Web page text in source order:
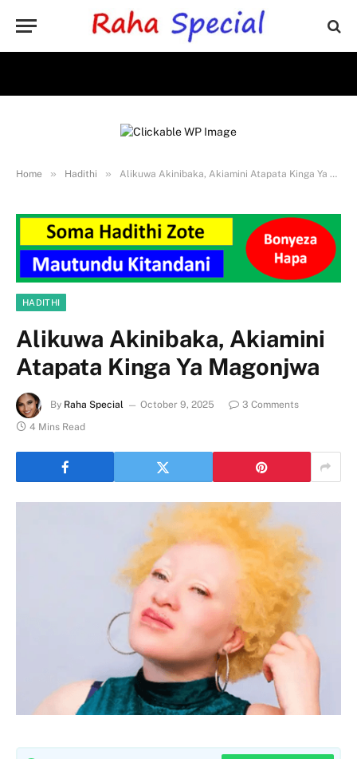
Home » Hadithi » Alikuwa Akinibaka, Akiamini Atapata Kinga Ya Magonjwa
HADITHI
Alikuwa Akinibaka, Akiamini
Atapata Kinga Ya Magonjwa
By Raha Special October 9, 2025
3 Comments
4 Mins Read